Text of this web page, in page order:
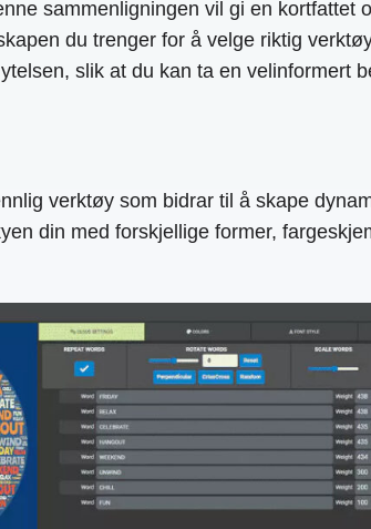
sammenligningen vil gi en kortfattet
du trenger for å velge riktig
slik at du kan ta en velinformert
verktøy som bidrar til å skape
din med forskjellige former,